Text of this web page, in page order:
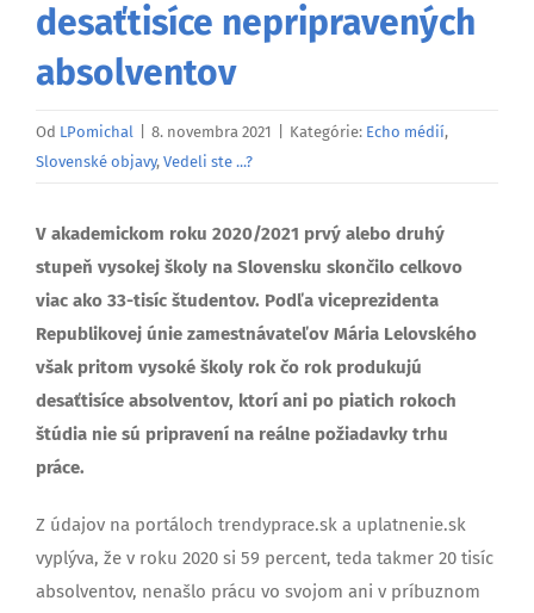
desaťtisíce nepripravených
absolventov
Od LPomichal 8. novembra 2021 Kategórie: Echo médií,
Slovenské objavy, Vedeli ste ...?
V akademickom roku 2020/2021 prvý alebo druhý
stupeň vysokej školy na Slovensku skončilo celkovo
viac ako 33-tisíc študentov. Podľa viceprezidenta
Republikovej únie zamestnávateľov Mária Lelovského
však pritom vysoké školy rok čo rok produkujú
desaťtisíce absolventov, ktorí ani po piatich rokoch
štúdia nie sú pripravení na reálne požiadavky trhu
práce.
Z údajov na portáloch trendyprace.sk a uplatnenie.sk
vyplýva, že v roku 2020 si 59 percent, teda takmer 20 tisíc
absolventov, nenašlo prácu vo svojom ani v príbuznom